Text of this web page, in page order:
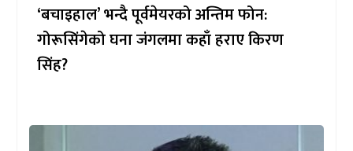
‘बचाइहाल’ भन्दै पूर्वमेयरको अन्तिम फोन:
गोरूसिंगेको घना जंगलमा कहाँ हराए किरण
सिंह?